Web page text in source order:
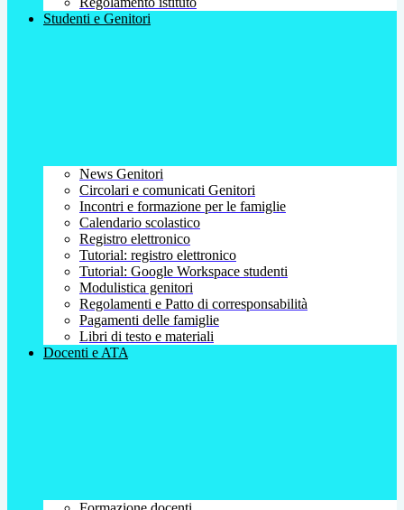
Studenti e Genitori
News Genitori
Circolari e comunicati Genitori
Incontri e formazione per le famiglie
Calendario scolastico
Registro elettronico
Tutorial: registro elettronico
Tutorial: Google Workspace studenti
Modulistica genitori
Regolamenti e Patto di corresponsabilità
Pagamenti delle famiglie
Libri di testo e materiali
Docenti e ATA